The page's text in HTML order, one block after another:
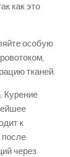
как это
особую
тканей.
Курение
к
после
через